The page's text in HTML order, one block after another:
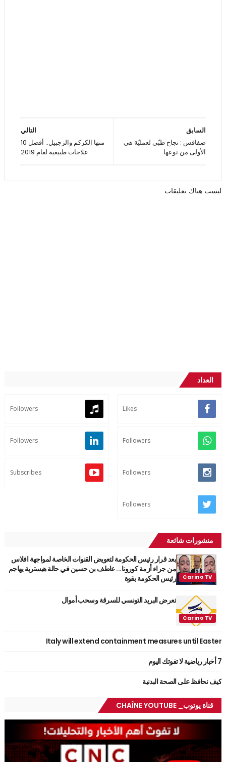
التالي
منها الكركم والزجبيل.. أفضل 10
علاجات طبيعية لعام 2019
السابق
صفاقس : نجاح طبّي لعمليّة هي
الأولى من نوعها
ليست هناك تعليقات
العداد
Likes
Followers
Followers
Followers
Followers
Subscribes
Followers
منشورات شائعة
بعد قرار رئيس الحكومة لتعويض القنوات الخاصة لمواجهة افلاس
من جراء أزمة كورونا... عاطف بن حسين في حالة هيسترية يهاجم
رئيس الحكومة بقوة
تعرض البريد التونسي للسرقة وسحب أموال
Italy will extend containment measures until Easter
7 أخبار رياضية لا تفوتك اليوم
كيف نحافظ على الصحة البدنية
قناة يوتوب_ CHAÎNE YOUTUBE